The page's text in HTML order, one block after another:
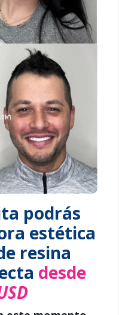
podrás
estética
resina
desde